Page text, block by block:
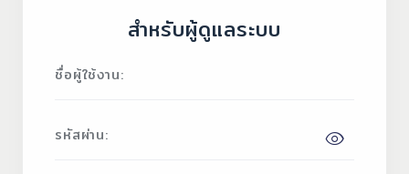
สำหรับผู้ดูแลระบบ
ชื่อผู้ใช้งาน:
รหัสผ่าน: